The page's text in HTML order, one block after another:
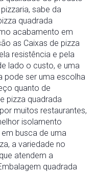
sabe da
quadrada
acabamento em
as Caixas de pizza
resistência e pela
lado o custo, e uma
pode ser uma escolha
quanto de
pizza quadrada
muitos restaurantes,
isolamento
busca de uma
a variedade no
atendem a
quadrada